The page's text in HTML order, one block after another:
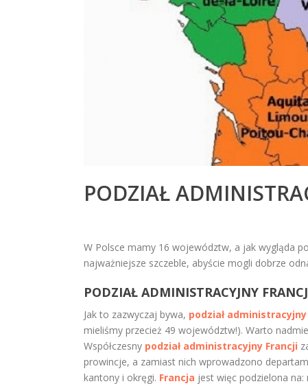
PODZIAŁ
W Polsce mamy 16 województw, a jak wygląda
najważniejsze szczeble, abyście mogli dobrze
PODZIAŁ ADMINISTRACYJNY
Jak to zazwyczaj bywa, podział
mieliśmy przecież 49 województw!). Warto
Współczesny podział administracyjny Francji
prowincje, a zamiast nich wprowadzono
kantony i okręgi. Francja jest więc podzielona